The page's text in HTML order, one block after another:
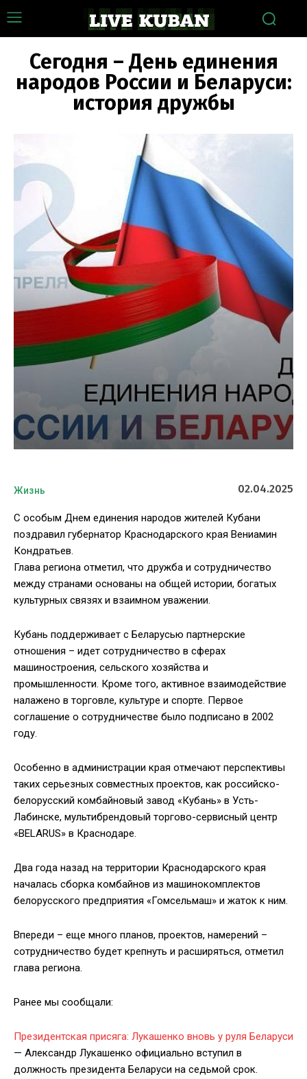
Сегодня – День единения
народов России и Беларуси:
история дружбы
Жизнь 02.04.2025
С особым Днем единения народов жителей Кубани
поздравил губернатор Краснодарского края Вениамин
Кондратьев.
Глава региона отметил, что дружба и сотрудничество
между странами основаны на общей истории, богатых
культурных связях и взаимном уважении.
Кубань поддерживает с Беларусью партнерские
отношения – идет сотрудничество в сферах
машиностроения, сельского хозяйства и
промышленности. Кроме того, активное взаимодействие
налажено в торговле, культуре и спорте. Первое
соглашение о сотрудничестве было подписано в 2002
году.
Особенно в администрации края отмечают перспективы
таких серьезных совместных проектов, как российско-
белорусский комбайновый завод «Кубань» в Усть-
Лабинске, мультибрендовый торгово-сервисный центр
«BELARUS» в Краснодаре.
Два года назад на территории Краснодарского края
началась сборка комбайнов из машинокомплектов
белорусского предприятия «Гомсельмаш» и жаток к ним.
Впереди – еще много планов, проектов, намерений –
сотрудничество будет крепнуть и расширяться, отметил
глава региона.
Ранее мы сообщали:
Президентская присяга: Лукашенко вновь у руля Беларуси
— Александр Лукашенко официально вступил в
должность президента Беларуси на седьмой срок.